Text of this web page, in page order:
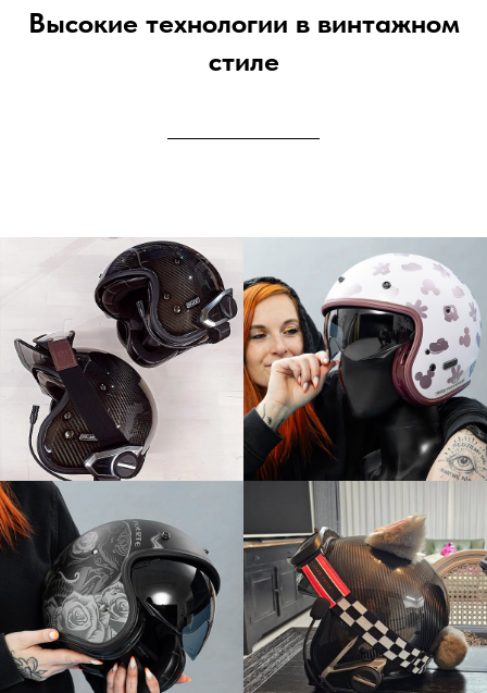
Высокие технологии в винтажном
стиле